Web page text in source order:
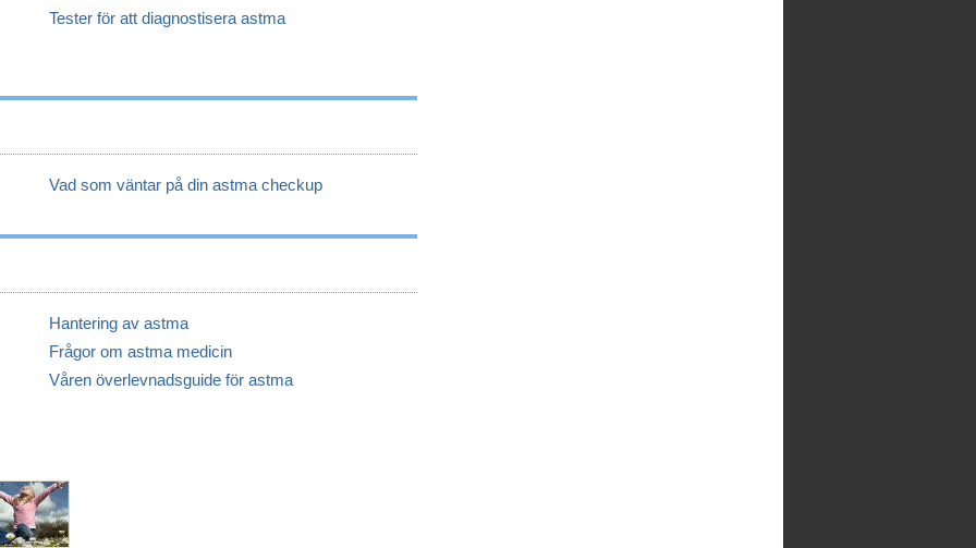
Tester för att diagnostisera astma
Vad som väntar på din astma checkup
Hantering av astma
Frågor om astma medicin
Våren överlevnadsguide för astma